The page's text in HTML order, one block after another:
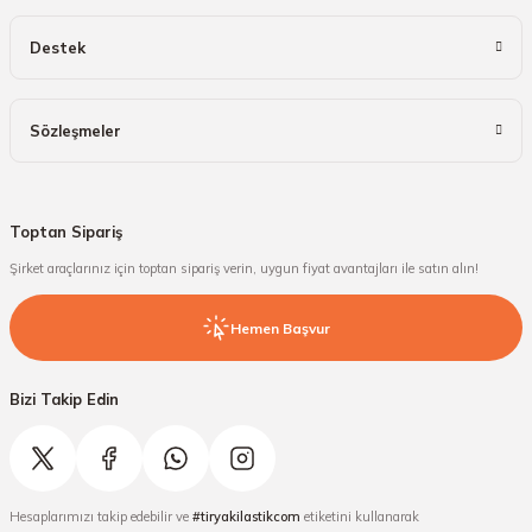
Destek
Sözleşmeler
Toptan Sipariş
Şirket araçlarınız için toptan sipariş verin, uygun fiyat avantajları ile satın alın!
Hemen Başvur
Bizi Takip Edin
Hesaplarımızı takip edebilir ve #tiryakilastikcom etiketini kullanarak